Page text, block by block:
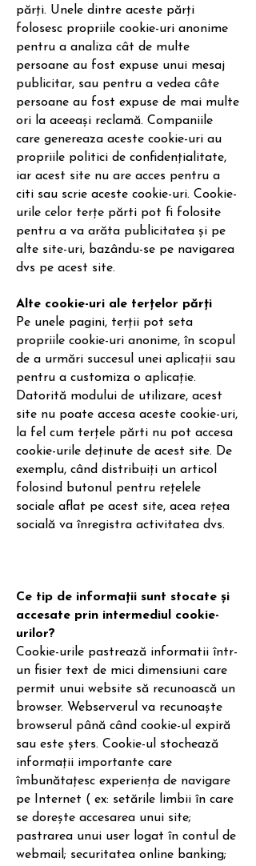
părți. Unele dintre aceste părți
folosesc propriile cookie-uri anonime
pentru a analiza cât de multe
persoane au fost expuse unui mesaj
publicitar, sau pentru a vedea câte
persoane au fost expuse de mai multe
ori la aceeași reclamă. Companiile
care genereaza aceste cookie-uri au
propriile politici de confidențialitate,
iar acest site nu are acces pentru a
citi sau scrie aceste cookie-uri. Cookie-
urile celor terțe părti pot fi folosite
pentru a va arăta publicitatea și pe
alte site-uri, bazându-se pe navigarea
dvs pe acest site.
Alte cookie-uri ale terțelor părți
Pe unele pagini, terții pot seta
propriile cookie-uri anonime, în scopul
de a urmări succesul unei aplicații sau
pentru a customiza o aplicație.
Datorită modului de utilizare, acest
site nu poate accesa aceste cookie-uri,
la fel cum terțele părti nu pot accesa
cookie-urile deținute de acest site. De
exemplu, când distribuiți un articol
folosind butonul pentru rețelele
sociale aflat pe acest site, acea rețea
socială va înregistra activitatea dvs.
Ce tip de informații sunt stocate și
accesate prin intermediul cookie-
urilor?
Cookie-urile pastrează informatii într-
un fisier text de mici dimensiuni care
permit unui website să recunoască un
browser. Webserverul va recunoaște
browserul până când cookie-ul expiră
sau este șters. Cookie-ul stochează
informații importante care
îmbunătațesc experiența de navigare
pe Internet ( ex: setările limbii în care
se dorește accesarea unui site;
pastrarea unui user logat în contul de
webmail; securitatea online banking;